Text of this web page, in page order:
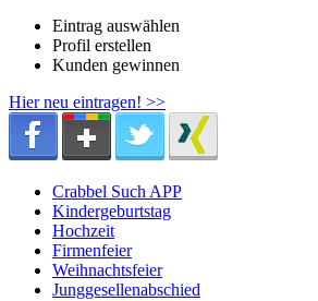
Eintrag auswählen
Profil erstellen
Kunden gewinnen
Hier neu eintragen! >>
Crabbel Such APP
Kindergeburtstag
Hochzeit
Firmenfeier
Weihnachtsfeier
Junggesellenabschied